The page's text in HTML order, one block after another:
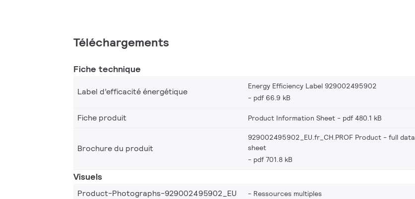
Téléchargements
Fiche technique
Label d’efficacité énergétique
Energy Efficiency Label 929002495902
pdf 66.9 kB
Fiche produit Product Information Sheet pdf 480.1 kB
Brochure du produit
929002495902_EU.fr_CH.PROF Product - full data
sheet
pdf 701.8 kB
Visuels
Product-Photographs-929002495902_EU Ressources multiples